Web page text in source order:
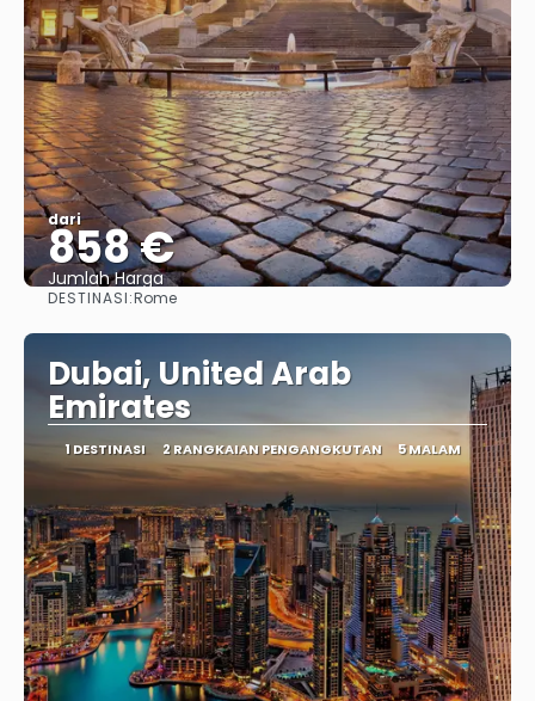
dari
858 €
Jumlah Harga
DESTINASI:Rome
Dubai, United Arab
Emirates
1 DESTINASI 2 RANGKAIAN PENGANGKUTAN 5 MALAM